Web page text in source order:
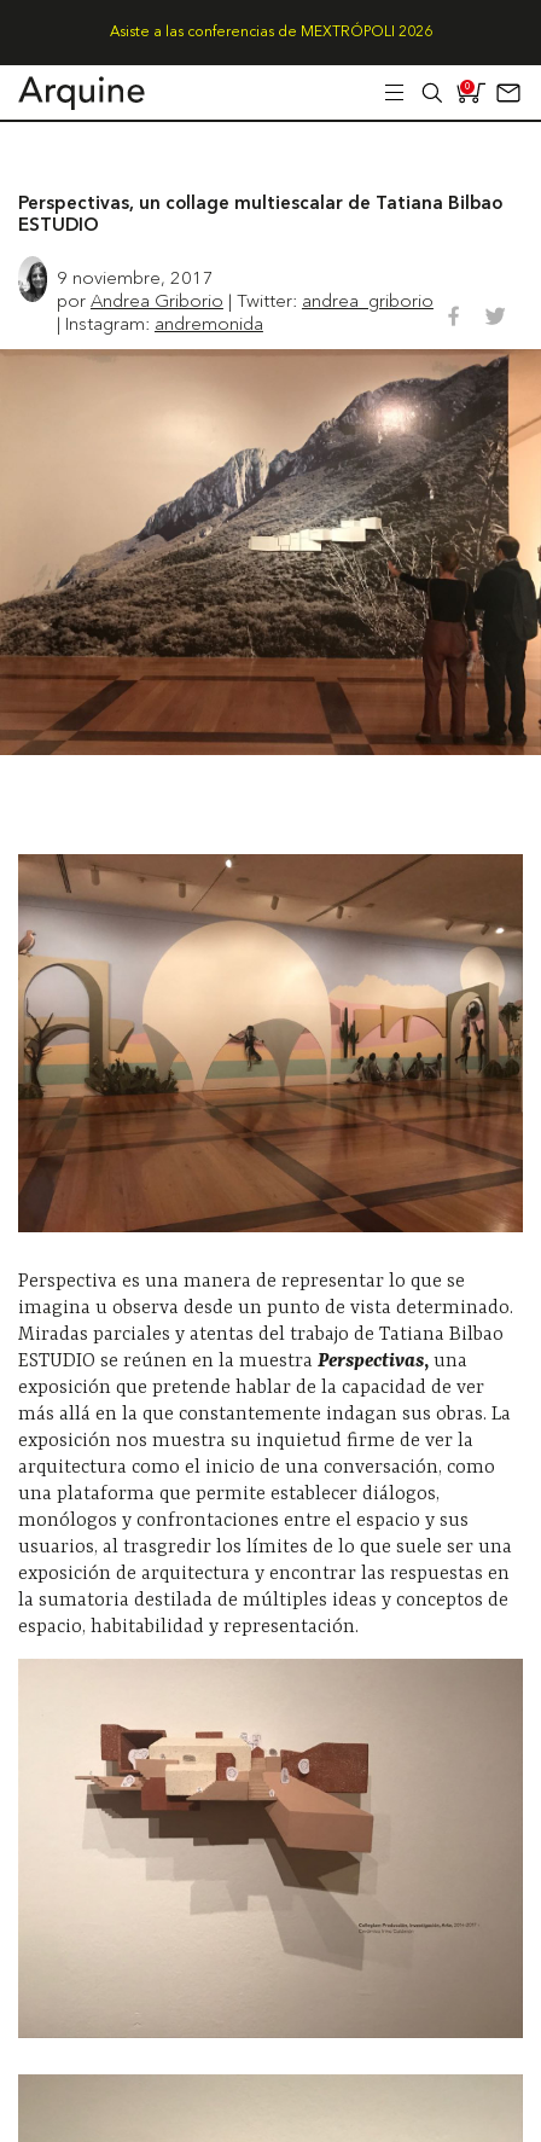
Asiste a las conferencias de MEXTRÓPOLI 2026
0
Perspectivas, un collage multiescalar de Tatiana Bilbao
ESTUDIO
9 noviembre, 2017
por Andrea Griborio | Twitter: andrea_griborio
| Instagram: andremonida
Perspectiva es una manera de representar lo que se
imagina u observa desde un punto de vista determinado.
Miradas parciales y atentas del trabajo de Tatiana Bilbao
ESTUDIO se reúnen en la muestra Perspectivas, una
exposición que pretende hablar de la capacidad de ver
más allá en la que constantemente indagan sus obras. La
exposición nos muestra su inquietud firme de ver la
arquitectura como el inicio de una conversación, como
una plataforma que permite establecer diálogos,
monólogos y confrontaciones entre el espacio y sus
usuarios, al trasgredir los límites de lo que suele ser una
exposición de arquitectura y encontrar las respuestas en
la sumatoria destilada de múltiples ideas y conceptos de
espacio, habitabilidad y representación.